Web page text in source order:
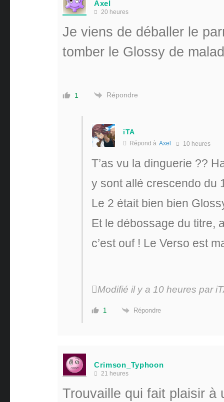
Axel
20 heures
Je viens de déballer le
tomber le Glossy de
1 Répondre
iTA
Répond à Axel 10 heures
T’as vu la dinguerie ??
y sont allé crescendo du
Le 2 était bien bien
Et le débossage du titre,
c’est ouf ! Le Verso est
Modifié il y a 10 heures par
1 Répondre
Crimson_Typhoon
21 heures
Trouvaille qui fait plaisir à